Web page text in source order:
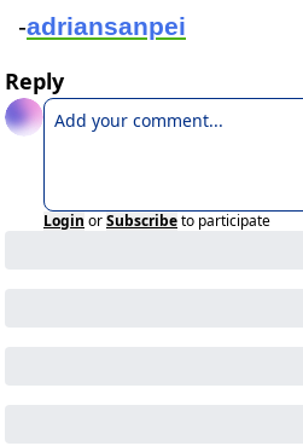
-adriansanpei
Reply
Login orSubscribeto participate